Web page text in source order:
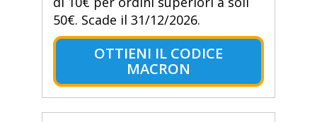
50€. Scade il 31/12/2026.
OTTIENI IL CODICE
MACRON